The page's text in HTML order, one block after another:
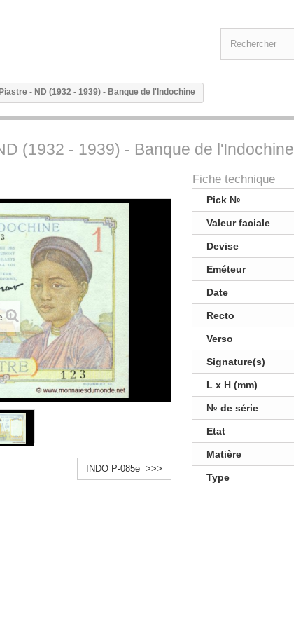
- ND (1932 - 1939) - Banque de l'Indochine
(1932 - 1939) - Banque de l'Indochine
INDO P-085e >>>
Fiche technique
Pick №
Valeur faciale
Devise
Eméteur
Date
Recto
Verso
Signature(s)
L x H (mm)
№ de série
Etat
Matière
Type